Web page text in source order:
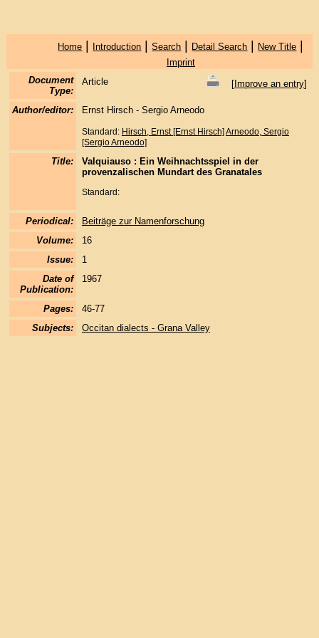
Home | Introduction |Search | Detail Search | New Title |
Imprint
Document
Type:
Article [Improve an entry]
Author/editor: Ernst Hirsch - Sergio Arneodo
Standard: Hirsch, Ernst [Ernst Hirsch] Arneodo, Sergio
[Sergio Arneodo]
Title:
Valquiauso : Ein Weihnachtsspiel in der
provenzalischen Mundart des Granatales
Standard:
Periodical:
Beiträge zur Namenforschung
Volume:
16
Issue:
1
Date of
Publication:
1967
Pages:
46-77
Subjects:
Occitan dialects - Grana Valley